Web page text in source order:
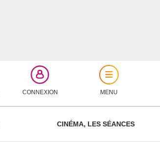
CONNEXION MENU
CINÉMA, LES SÉANCES
FERMER